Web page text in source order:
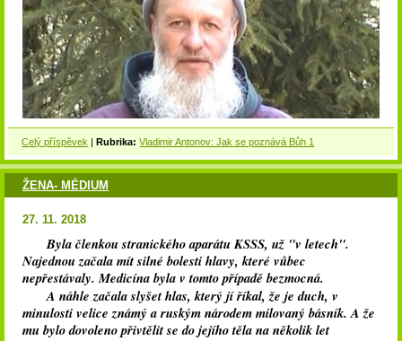
Celý příspěvek |Rubrika: Vladimir Antonov: Jak se poznává Bůh 1
ŽENA- MÉDIUM
27. 11. 2018
Byla členkou stranického aparátu KSSS, už "v letech".
Najednou začala mít silné bolesti hlavy, které vůbec
nepřestávaly. Medicína byla v tomto případě bezmocná.
A náhle začala slyšet hlas, který jí říkal, že je duch, v
minulosti velice známý a ruským národem milovaný básník. A že
mu bylo dovoleno přivtělit se do jejího těla na několik let